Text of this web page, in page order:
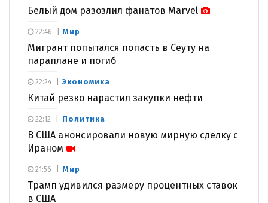
Белый дом разозлил фанатов Marvel
Мир
Мигрант попытался попасть в Сеуту на
параплане и погиб
22:46
Экономика
Китай резко нарастил закупки нефти
22:24
Политика
В США анонсировали новую мирную сделку с
Ираном
22:12
Мир
Трамп удивился размеру процентных ставок
в США
21:56